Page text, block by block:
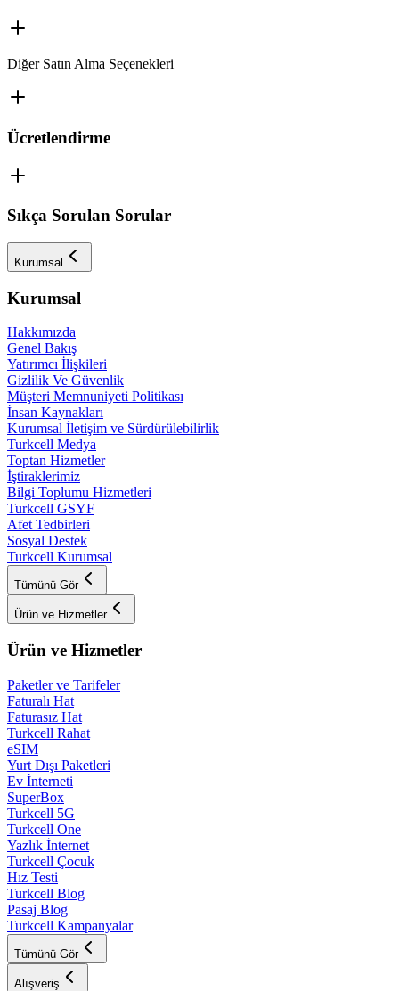
Diğer Satın Alma Seçenekleri
Ücretlendirme
Sıkça Sorulan Sorular
Kurumsal
Kurumsal
Hakkımızda
Genel Bakış
Yatırımcı İlişkileri
Gizlilik Ve Güvenlik
Müşteri Memnuniyeti Politikası
İnsan Kaynakları
Kurumsal İletişim ve Sürdürülebilirlik
Turkcell Medya
Toptan Hizmetler
İştiraklerimiz
Bilgi Toplumu Hizmetleri
Turkcell GSYF
Afet Tedbirleri
Sosyal Destek
Turkcell Kurumsal
Tümünü Gör
Ürün ve Hizmetler
Ürün ve Hizmetler
Paketler ve Tarifeler
Faturalı Hat
Faturasız Hat
Turkcell Rahat
eSIM
Yurt Dışı Paketleri
Ev İnterneti
SuperBox
Turkcell 5G
Turkcell One
Yazlık İnternet
Turkcell Çocuk
Hız Testi
Turkcell Blog
Pasaj Blog
Turkcell Kampanyalar
Tümünü Gör
Alışveriş